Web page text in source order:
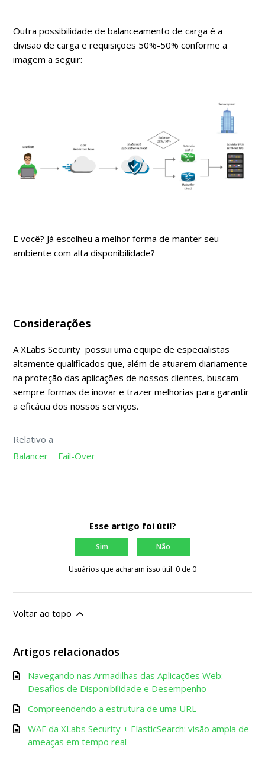
Outra possibilidade de balanceamento de carga é a
divisão de carga e requisições 50%-50% conforme a
imagem a seguir:
E você? Já escolheu a melhor forma de manter seu
ambiente com alta disponibilidade?
Considerações
A XLabs Security possui uma equipe de especialistas
altamente qualificados que, além de atuarem diariamente
na proteção das aplicações de nossos clientes, buscam
sempre formas de inovar e trazer melhorias para garantir
a eficácia dos nossos serviços.
Relativo a
Balancer
Fail-Over
Esse artigo foi útil?
Sim Não
Usuários que acharam isso útil: 0 de 0
Voltar ao topo
Artigos relacionados
Navegando nas Armadilhas das Aplicações Web:
Desafios de Disponibilidade e Desempenho
Compreendendo a estrutura de uma URL
WAF da XLabs Security + ElasticSearch: visão ampla de
ameaças em tempo real